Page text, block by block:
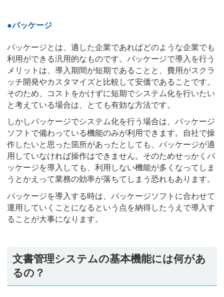
●パッケージ
パッケージとは、適した企業であればどのような企業でも
利用ができる汎用的なものです。パッケージで導入を行う
メリットは、導入期間が短期であることと、費用がスクラ
ッチ開発やカスタマイズと比較して安価であることです。
そのため、コストをかけずに短期でシステム化を行いたい
と考えている場合は、とても有効な方法です。
しかしパッケージでシステム化を行う場合は、パッケージ
ソフトで備わっている機能のみが利用できます。自社で操
作したいと思った箇所があったとしても、パッケージが適
用していなければ操作はできません。そのためせっかくパ
ッケージを導入しても、利用しない機能が多くなってしま
うとかえって業務の効率が落ちてしまう恐れもあります。
パッケージを導入する時は、パッケージソフトに合わせて
運用していくことになるという点を納得したうえで導入す
ることが大事になります。
文書管理システムの基本機能には何があ
るの？